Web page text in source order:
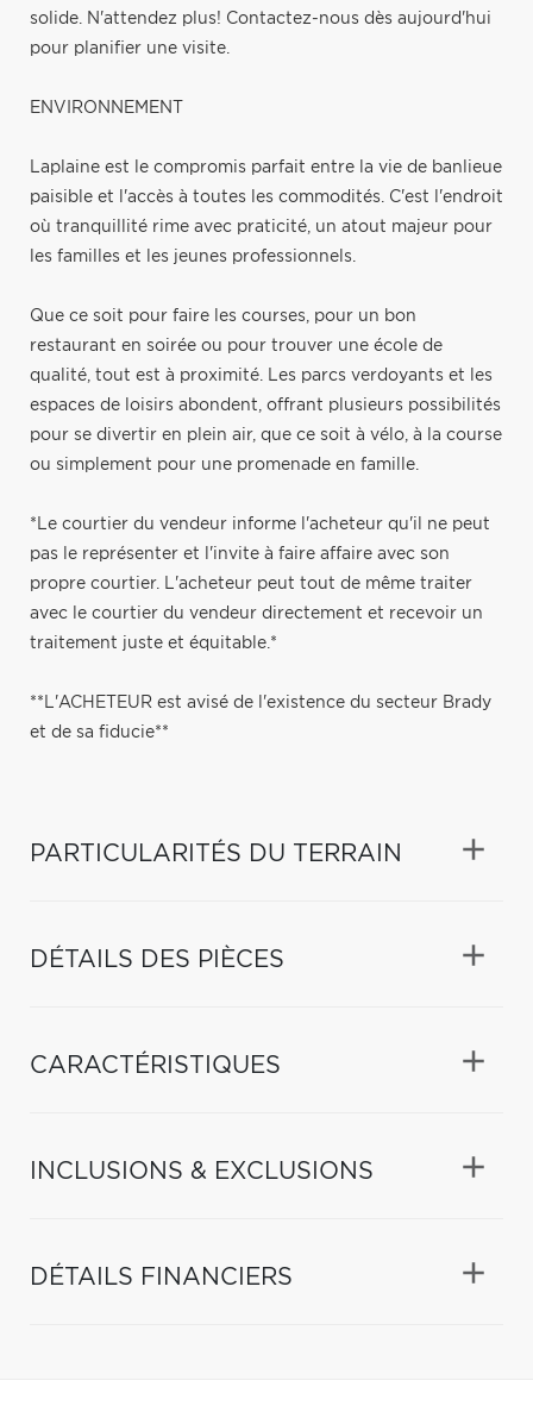
solide. N'attendez plus! Contactez-nous dès aujourd'hui
pour planifier une visite.
ENVIRONNEMENT
Laplaine est le compromis parfait entre la vie de banlieue
paisible et l'accès à toutes les commodités. C'est l'endroit
où tranquillité rime avec praticité, un atout majeur pour
les familles et les jeunes professionnels.
Que ce soit pour faire les courses, pour un bon
restaurant en soirée ou pour trouver une école de
qualité, tout est à proximité. Les parcs verdoyants et les
espaces de loisirs abondent, offrant plusieurs possibilités
pour se divertir en plein air, que ce soit à vélo, à la course
ou simplement pour une promenade en famille.
*Le courtier du vendeur informe l'acheteur qu'il ne peut
pas le représenter et l'invite à faire affaire avec son
propre courtier. L'acheteur peut tout de même traiter
avec le courtier du vendeur directement et recevoir un
traitement juste et équitable.*
**L'ACHETEUR est avisé de l'existence du secteur Brady
et de sa fiducie**
PARTICULARITÉS DU TERRAIN
DÉTAILS DES PIÈCES
CARACTÉRISTIQUES
INCLUSIONS & EXCLUSIONS
DÉTAILS FINANCIERS